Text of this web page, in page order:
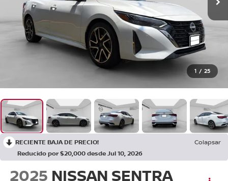
1 / 25
RECIENTE BAJA DE PRECIO!
Colapsar
Reducido por $20,000 desde Jul 10, 2026
2025 NISSAN SENTRA